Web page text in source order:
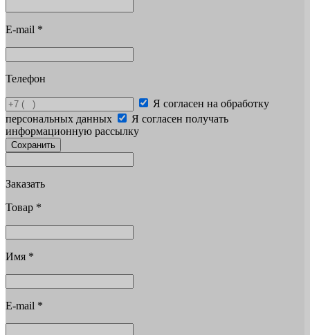
E-mail *
Телефон
Я согласен на обработку
персональных данных
Я согласен получать
информационную рассылку
Сохранить
Заказать
Товар *
Имя *
E-mail *